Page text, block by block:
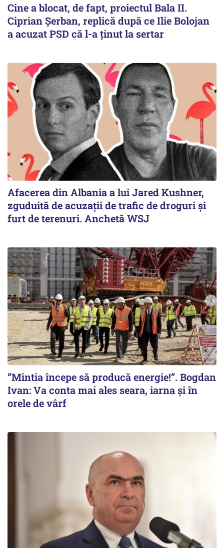
Cine a blocat, de fapt, proiectul Bala II.
Ciprian Șerban, replică după ce Ilie Bolojan
a acuzat PSD că l-a ținut la sertar
Afacerea din Albania a lui Jared Kushner,
zguduită de acuzații de trafic de droguri și
furt de terenuri. Anchetă WSJ
”Mintia începe să producă energie!”. Bogdan
Ivan: Va conta mai ales seara, iarna și în
orele de vârf